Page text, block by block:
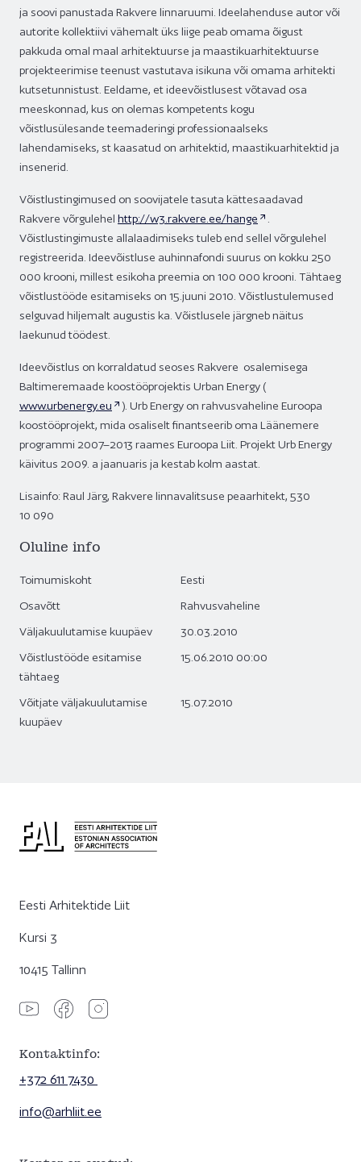
ja soovi panustada Rakvere linnaruumi. Ideelahenduse autor või
autorite kollektiivi vähemalt üks liige peab omama õigust
pakkuda omal maal arhitektuurse ja maastikuarhitektuurse
projekteerimise teenust vastutava isikuna või omama arhitekti
kutsetunnistust. Eeldame, et ideevõistlusest võtavad osa
meeskonnad, kus on olemas kompetents kogu
võistlusülesande teemaderingi professionaalseks
lahendamiseks, st kaasatud on arhitektid, maastikuarhitektid ja
insenerid.
Võistlustingimused on soovijatele tasuta kättesaadavad
Rakvere võrgulehel http://w3.rakvere.ee/hange
Võistlustingimuste allalaadimiseks tuleb end sellel võrgulehel
registreerida. Ideevõistluse auhinnafondi suurus on kokku 250
000 krooni, millest esikoha preemia on 100 000 krooni. Tähtaeg
võistlustööde esitamiseks on 15.juuni 2010. Võistlustulemused
selguvad hiljemalt augustis ka. Võistlusele järgneb näitus
laekunud töödest.
Ideevõistlus on korraldatud seoses Rakvere osalemisega
Baltimeremaade koostööprojektis Urban Energy (
www.urbenergy.eu
). Urb Energy on rahvusvaheline Euroopa
koostööprojekt, mida osaliselt finantseerib oma Läänemere
programmi 2007–2013 raames Euroopa Liit. Projekt Urb Energy
käivitus 2009. a jaanuaris ja kestab kolm aastat.
Lisainfo: Raul Järg, Rakvere linnavalitsuse peaarhitekt, 530
10 090
Oluline info
Toimumiskoht
Eesti
Osavõtt
Rahvusvaheline
Väljakuulutamise kuupäev
30.03.2010
Võistlustööde esitamise
tähtaeg
15.06.2010 00:00
Võitjate väljakuulutamise
kuupäev
15.07.2010
Eesti Arhitektide Liit
Kursi 3
10415 Tallinn
Kontaktinfo:
+372 611 7430
info@arhliit.ee